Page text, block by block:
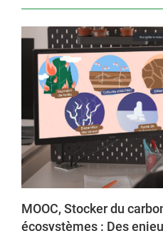
MOOC, Stocker du
écosystèmes : Des